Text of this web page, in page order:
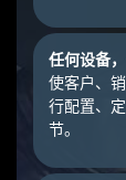
任何设备
使客户、
行配置、
节。